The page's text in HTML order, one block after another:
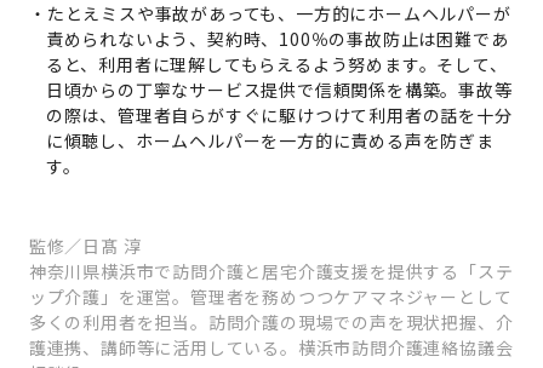
たとえミスや事故があっても、一方的にホームヘルパーが
責められないよう、契約時、100％の事故防止は困難であ
ると、利用者に理解してもらえるよう努めます。そして、
日頃からの丁寧なサービス提供で信頼関係を構築。事故等
の際は、管理者自らがすぐに駆けつけて利用者の話を十分
に傾聴し、ホームヘルパーを一方的に責める声を防ぎま
す。
監修／日髙 淳
神奈川県横浜市で訪問介護と居宅介護支援を提供する「ステ
ップ介護」を運営。管理者を務めつつケアマネジャーとして
多くの利用者を担当。訪問介護の現場での声を現状把握、介
護連携、講師等に活用している。横浜市訪問介護連絡協議会